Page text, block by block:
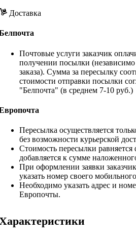
Доставка
Почтовые услуги заказчик
получении посылки
заказа). Сумма за пересылку
стоимости отправки посылки
"Белпочта" (в среднем 7-10 руб.)
Пересылка осуществляется
без возможности курьерской
Стоимость пересылки равняется
добавляется к сумме
При оформлении заявки
указать номер своего
Необходимо указать адрес и
Европочты.